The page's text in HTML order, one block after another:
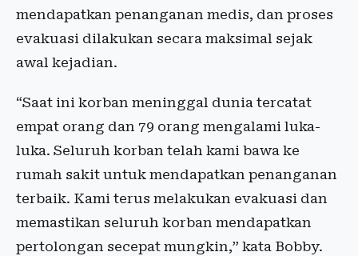
mendapatkan penanganan medis, dan proses
evakuasi dilakukan secara maksimal sejak
awal kejadian.
“Saat ini korban meninggal dunia tercatat
empat orang dan 79 orang mengalami luka-
luka. Seluruh korban telah kami bawa ke
rumah sakit untuk mendapatkan penanganan
terbaik. Kami terus melakukan evakuasi dan
memastikan seluruh korban mendapatkan
pertolongan secepat mungkin,” kata Bobby.